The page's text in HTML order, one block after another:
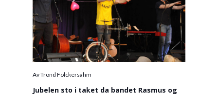
Av Trond Folckersahm
Jubelen sto i taket da bandet Rasmus og